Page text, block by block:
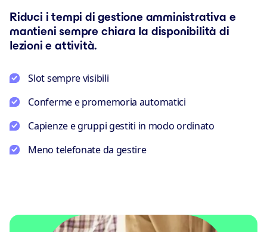
Riduci i tempi di gestione amministrativa e
mantieni sempre chiara la disponibilità di
lezioni e attività.
Slot sempre visibili
Conferme e promemoria automatici
Capienze e gruppi gestiti in modo ordinato
Meno telefonate da gestire